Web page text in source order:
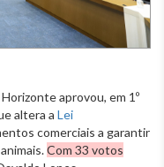
aprovou, em 1º
altera a Lei
comerciais a garantir
Com 33 votos